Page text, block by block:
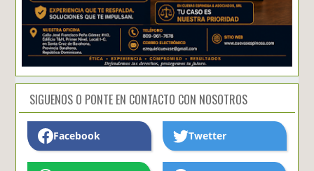
SIGUENOS O PONTE EN CONTACTO CON NOSOTROS
Facebook Twetter